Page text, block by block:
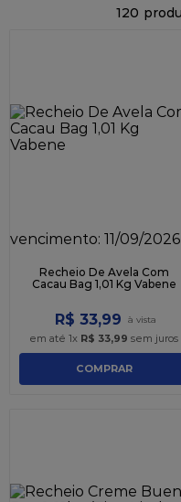
120
vencimento: 11/09/2026
Recheio De Avela Com
Cacau Bag 1,01 Kg Vabene
R$ 33,99
em até 1x R$ 33,99 sem juros
COMPRAR
9º
caixa kraft
10º chocolate